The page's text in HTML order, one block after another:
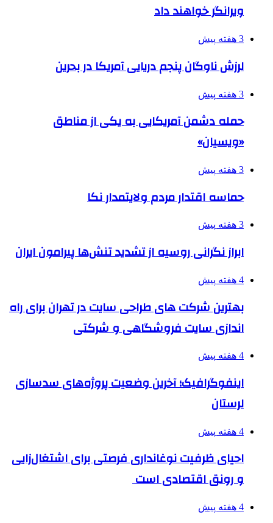
ویرانگر خواهند داد
3 هفته پیش
لرزش ناوگان پنجم دریایی آمریکا در بحرین
3 هفته پیش
حمله دشمن آمریکایی به یکی از مناطق
«ویسیان»
3 هفته پیش
حماسه اقتدار مردم ولایتمدار نکا
3 هفته پیش
ابراز نگرانی روسیه از تشدید تنش‌ها پیرامون ایران
4 هفته پیش
بهترین شرکت های طراحی سایت در تهران برای راه
اندازی سایت فروشگاهی و شرکتی
4 هفته پیش
اینفوگرافیک؛ آخرین وضعیت پروژه‌های سدسازی
لرستان
4 هفته پیش
احیای ظرفیت نوغانداری فرصتی برای اشتغال‌زایی
و رونق اقتصادی است
4 هفته پیش